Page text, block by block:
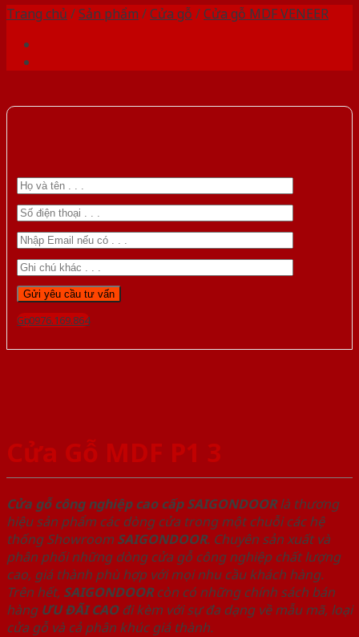
Trang chủ /Sản phẩm /Cửa gỗ /Cửa gỗ MDF VENEER
Gọi 0976.169.864
Cửa Gỗ MDF P1 3
Cửa gỗ công nghiệp cao cấp SAIGONDOORlà thương
hiệu sản phẩm các dòng cửa trong một chuỗi các hệ
thống Showroom SAIGONDOOR. Chuyên sản xuất và
phân phối những dòng cửa gỗ công nghiệp chất lượng
cao, giá thành phù hợp với mọi nhu cầu khách hàng.
Trên hết, SAIGONDOORcòn có những chính sách bán
hàng ƯU ĐÃI CAOđi kèm với sự đa dạng về mẫu mã, loại
cửa gỗ và cả phân khúc giá thành.